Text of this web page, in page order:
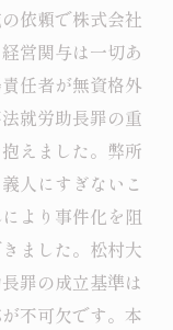
依頼で株式会社
営関与は一切あ
任者が無資格外
就労助長罪の重
えました。弊所
人にすぎないこ
より事件化を阻
ました。松村大
罪の成立基準は
不可欠です。本